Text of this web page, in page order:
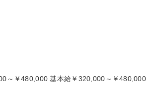
～￥480,000 基本給￥320,000～￥480,000